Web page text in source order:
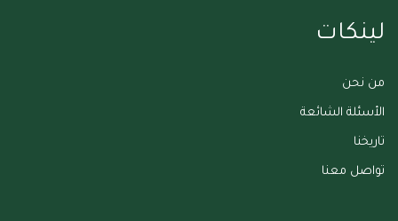
لينكات
من نحن
الأسئلة الشائعة
تاريخنا
تواصل معنا